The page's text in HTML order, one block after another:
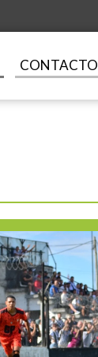
CONTACTO